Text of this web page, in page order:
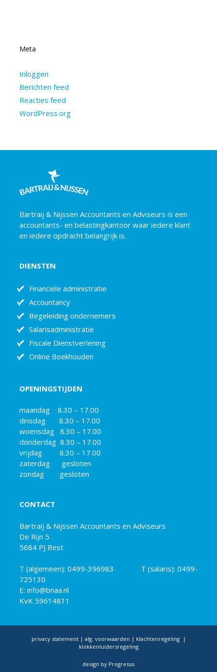
Meta
Inloggen
Berichten feed
Reacties feed
WordPress.org
Bartraij & Nijssen Accountants en Adviseurs is een
accountants- en belastingkantoor waar iedere klant
en iedere opdracht belangrijk is.
DIENSTEN
Financiële administratie
Accountancy
Begeleiding ondernemers
Salarisadministratie
Fiscale Dienstverlening
Online Boekhouden
OPENINGSTIJDEN
maandag 8.30 – 17.00
dinsdag 8.30 – 17.00
woensdag 8.30 – 17.00
donderdag 8.30 – 17.00
vrijdag 8.30 – 17.00
zaterdag gesloten
zondag gesloten
CONTACT
Bartraij & Nijssen Accountants en Adviseurs
De Rijn 5
5684 PJ Best
T (algemeen): 0499-396983 T (salaris): 0499-
725130
E: info@bnaa.nl
KvK 59614811
privacy statement| alg. voorwaarden | klachtenregeling |
klokkenluidersregeling
design by Progresso